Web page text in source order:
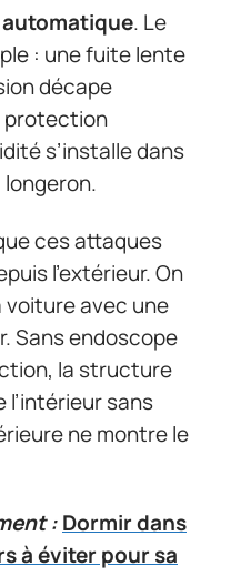
. Le
: une fuite lente
décape
protection
s’installe dans
ces attaques
l’extérieur. On
voiture avec une
Sans endoscope
la structure
sans
ne montre le
:Dormir dans
à éviter pour sa